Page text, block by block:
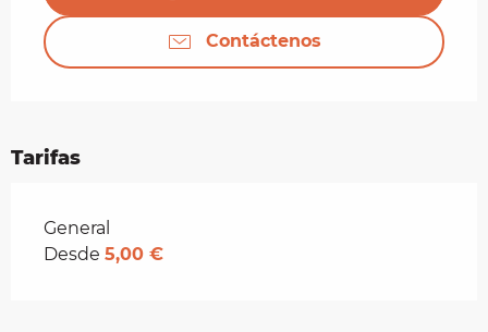
Contáctenos
Tarifas
Tarifas 2026
General
Desde 5,00 €